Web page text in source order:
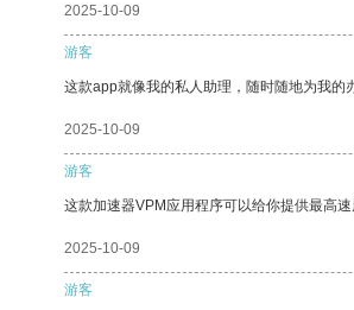
2025-10-09
游客
这款app就像我的私人助理，随时随地为我的
2025-10-09
游客
这款加速器VPM应用程序可以给你提供最高
2025-10-09
游客